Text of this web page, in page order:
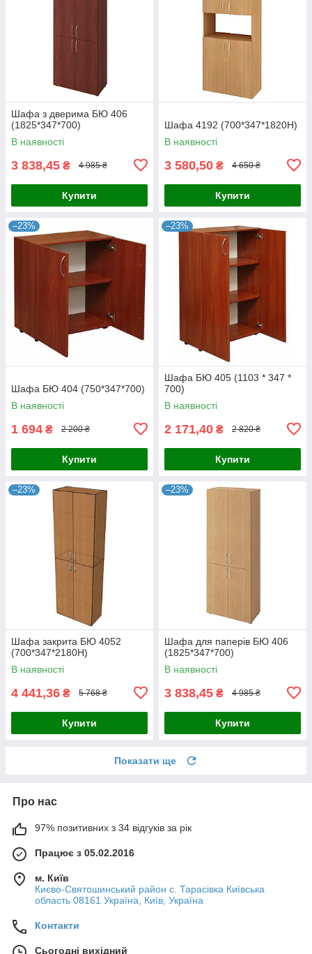
Шафа з дверима БЮ 406
(1825*347*700)
В наявності
3 838,45 ₴ 4 985 ₴
Купити
Шафа 4192 (700*347*1820Н)
В наявності
3 580,50 ₴ 4 650 ₴
Купити
–23%
Шафа БЮ 404 (750*347*700)
В наявності
1 694 ₴ 2 200 ₴
Купити
–23%
Шафа БЮ 405 (1103 * 347 *
700)
В наявності
2 171,40 ₴ 2 820 ₴
Купити
–23%
Шафа закрита БЮ 4052
(700*347*2180Н)
В наявності
4 441,36 ₴ 5 768 ₴
Купити
–23%
Шафа для паперів БЮ 406
(1825*347*700)
В наявності
3 838,45 ₴ 4 985 ₴
Купити
Показати ще
Про нас
97% позитивних з 34 відгуків за рік
Працює з 05.02.2016
м. Київ
Києво-Святошинський район с. Тарасівка Київська
область 08161 Україна, Київ, Україна
Контакти
Сьогодні вихідний